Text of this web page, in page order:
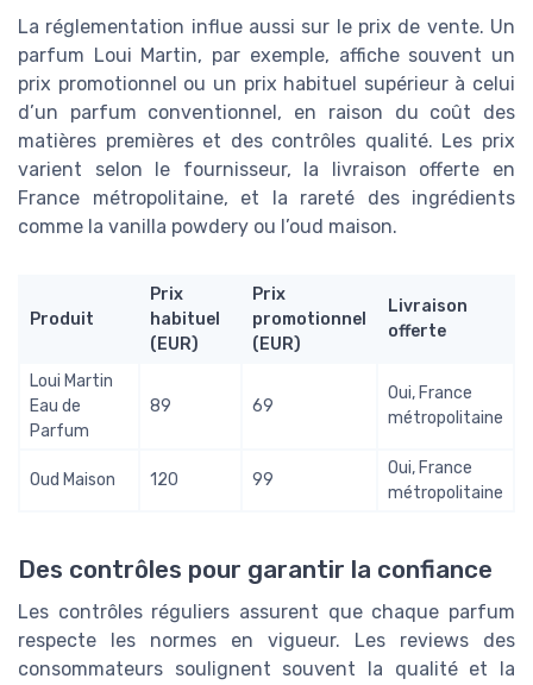
La réglementation influe aussi sur le prix de vente. Un
parfum Loui Martin, par exemple, affiche souvent un
prix promotionnel ou un prix habituel supérieur à celui
d’un parfum conventionnel, en raison du coût des
matières premières et des contrôles qualité. Les prix
varient selon le fournisseur, la livraison offerte en
France métropolitaine, et la rareté des ingrédients
comme la vanilla powdery ou l’oud maison.
Produit
Prix
habituel
(EUR)
Prix
promotionnel
(EUR)
Livraison
offerte
Loui Martin
Eau de
Parfum
89 69
Oui, France
métropolitaine
Oud Maison 120 99
Oui, France
métropolitaine
Des contrôles pour garantir la confiance
Les contrôles réguliers assurent que chaque parfum
respecte les normes en vigueur. Les reviews des
consommateurs soulignent souvent la qualité et la